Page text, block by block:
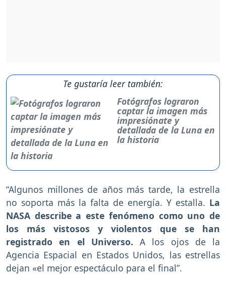
Te gustaría leer también:
Fotógrafos lograron
captar la imagen más
impresiónate y
detallada de la Luna en
la historia
“Algunos millones de años más tarde, la estrella
no soporta más la falta de energía. Y estalla. La
NASA describe a este fenómeno como uno de
los más vistosos y violentos que se han
registrado en el Universo. A los ojos de la
Agencia Espacial en Estados Unidos, las estrellas
dejan «el mejor espectáculo para el final”.